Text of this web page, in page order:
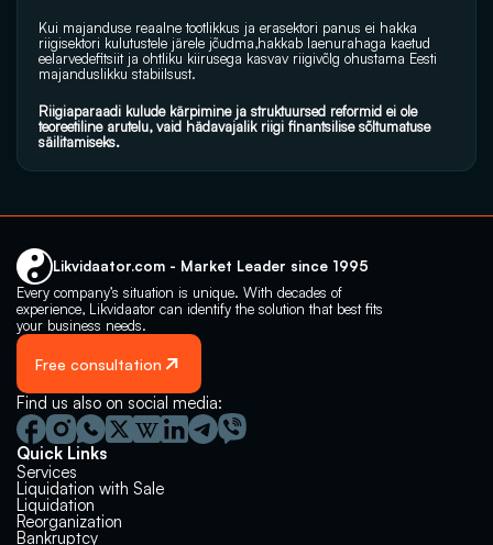
Kui majanduse reaalne tootlikkus ja erasektori panus ei hakka
riigisektori kulutustele järele jõudma,hakkab laenurahaga kaetud
eelarvedefitsiit ja ohtliku kiirusega kasvav riigivõlg ohustama Eesti
majanduslikku stabiilsust.
Riigiaparaadi kulude kärpimine ja struktuursed reformid ei ole
teoreetiline arutelu, vaid hädavajalik riigi finantsilise sõltumatuse
säilitamiseks.
Likvidaator.com - Market Leader since 1995
Every company’s situation is unique. With decades of
experience, Likvidaator can identify the solution that best fits
your business needs.
Free consultation
Find us also on social media:
Quick Links
Services
Liquidation with Sale
Liquidation
Reorganization
Bankruptcy